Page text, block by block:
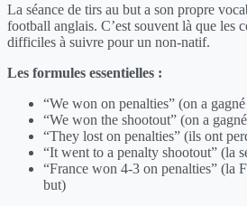
La séance de tirs au but a son propre
football anglais. C’est souvent là que les
difficiles à suivre pour un non-natif.
Les formules essentielles :
“We won on penalties” (on a
“We won the shootout” (on a
“They lost on penalties” (ils ont
“It went to a penalty shootout” (la
“France won 4-3 on penalties” (la
but)